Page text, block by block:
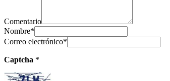
Comentario
Nombre*
Correo electrónico*
Captcha *